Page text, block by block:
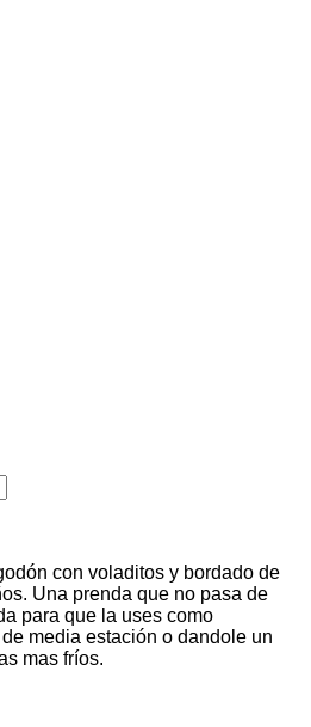
con voladitos y bordado de
Una prenda que no pasa de
para que la uses como
media estación o dandole un
mas fríos.